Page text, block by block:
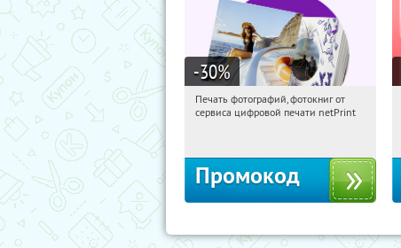
-30%
11:46:03 Получили:
Печать фотографий, фотокниг от
сервиса цифровой печати netPrint
Промокод